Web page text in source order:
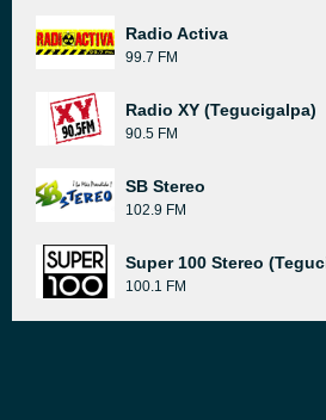
Radio Activa
99.7 FM
Radio XY (Tegucigalpa)
90.5 FM
SB Stereo
102.9 FM
Super 100 Stereo
100.1 FM